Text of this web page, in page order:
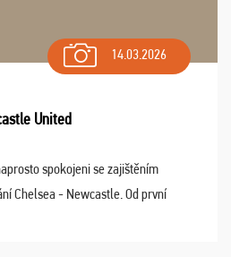
14.03.2026
United
spokojeni se zajištěním
Chelsea - Newcastle. Od první